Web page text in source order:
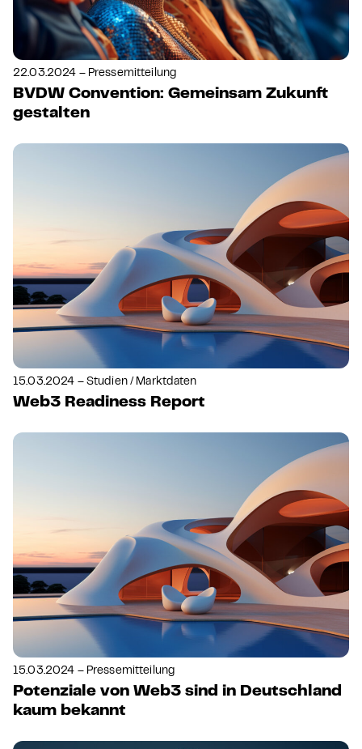
22.03.2024 – Pressemitteilung
BVDW Convention: Gemeinsam Zukunft
gestalten
15.03.2024 – Studien / Marktdaten
Web3 Readiness Report
15.03.2024 – Pressemitteilung
Potenziale von Web3 sind in Deutschland
kaum bekannt